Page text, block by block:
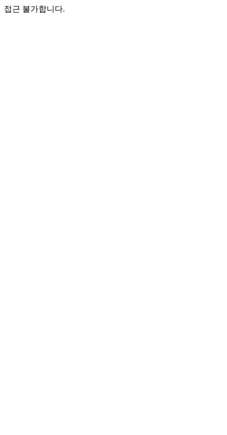
접근 불가합니다.